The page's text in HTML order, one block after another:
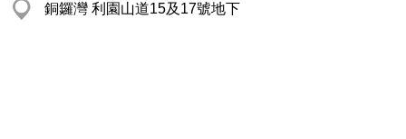
銅鑼灣 利園山道15及17號地下